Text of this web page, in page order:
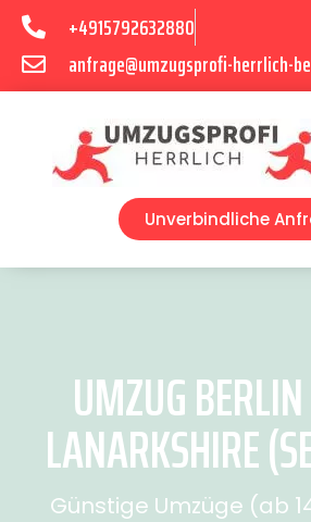
+4915792632880
anfrage@umzugsprofi-herrlich-
Unverbindliche
UMZUG
LANARKSHIRE
Günstige Umzüge (ab